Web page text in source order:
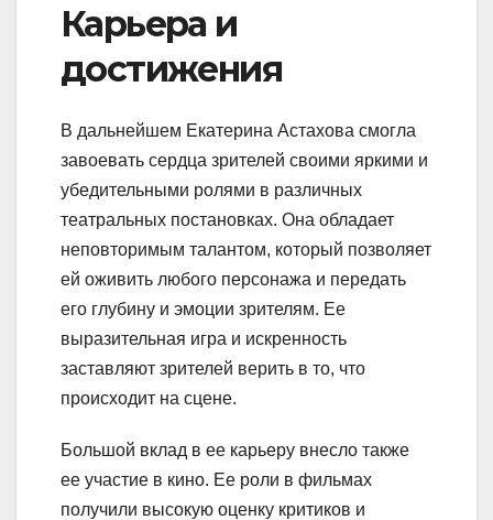
Карьера и
достижения
В дальнейшем Екатерина Астахова смогла
завоевать сердца зрителей своими яркими и
убедительными ролями в различных
театральных постановках. Она обладает
неповторимым талантом, который позволяет
ей оживить любого персонажа и передать
его глубину и эмоции зрителям. Ее
выразительная игра и искренность
заставляют зрителей верить в то, что
происходит на сцене.
Большой вклад в ее карьеру внесло также
ее участие в кино. Ее роли в фильмах
получили высокую оценку критиков и